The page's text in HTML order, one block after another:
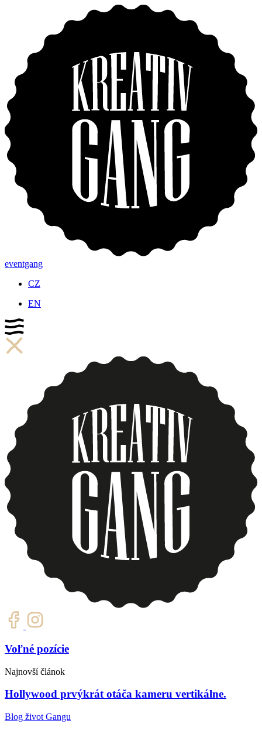
eventgang
CZ
EN
Voľné pozície
Najnovší článok
Hollywood prvýkrát otáča kameru vertikálne.
Blog život Gangu